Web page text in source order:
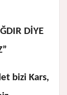
DİYE
bizi Kars,